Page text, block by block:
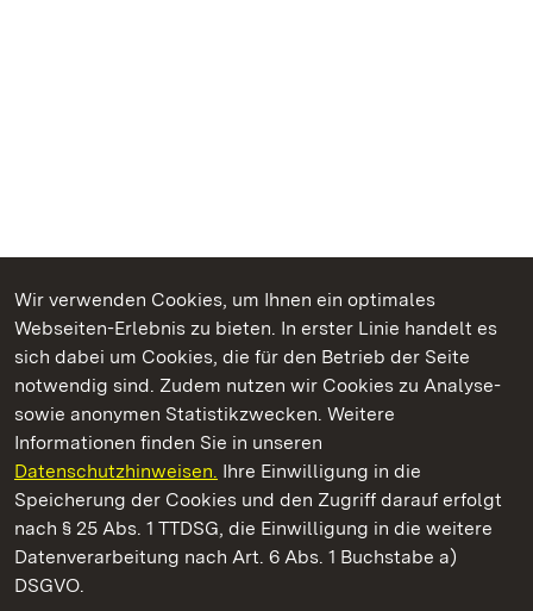
Wir verwenden Cookies, um Ihnen ein optimales
Webseiten-Erlebnis zu bieten. In erster Linie handelt es
sich dabei um Cookies, die für den Betrieb der Seite
notwendig sind. Zudem nutzen wir Cookies zu Analyse-
sowie anonymen Statistikzwecken. Weitere
Informationen finden Sie in unseren
Datenschutzhinweisen. Ihre Einwilligung in die
Speicherung der Cookies und den Zugriff darauf erfolgt
nach § 25 Abs. 1 TTDSG, die Einwilligung in die weitere
Datenverarbeitung nach Art. 6 Abs. 1 Buchstabe a)
DSGVO.
Kommen. Staunen. Genießen.
Barockschloss Mannheim
Staatliche Schlösser und Gärten Baden-Württemberg
Kontakt